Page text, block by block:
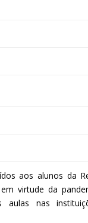
aos alunos da
virtude da
aulas nas